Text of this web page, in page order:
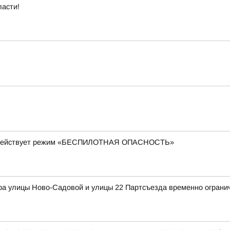
действует режим «БЕСПИЛОТНАЯ ОПАСНОСТЬ»
улицы Ново-Садовой и улицы 22 Партсъезда временно